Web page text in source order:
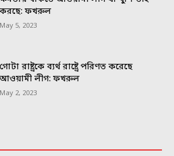
করছে: ফখরুল
May 5, 2023
গোটা রাষ্ট্রকে ব্যর্থ রাষ্ট্রে পরিণত করেছে
আওয়ামী লীগ: ফখরুল
May 2, 2023